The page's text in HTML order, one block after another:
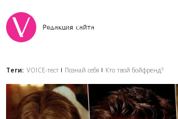
Редакция сайта
Теги: VOICE-тест Познай себя Кто твой бойфренд?